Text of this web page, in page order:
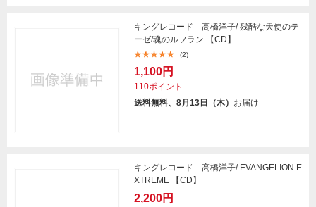
キングレコード 高橋洋子/ 残酷な天使のテ
ーゼ/魂のルフラン 【CD】
(2)
1,100円
110ポイント
送料無料、8月13日（木） お届け
キングレコード 高橋洋子/ EVANGELION E
XTREME 【CD】
2,200円